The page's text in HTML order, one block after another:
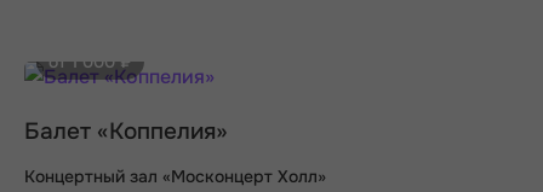
от 1 000 ₽
Балет «Коппелия»
Концертный зал «Москонцерт Холл»